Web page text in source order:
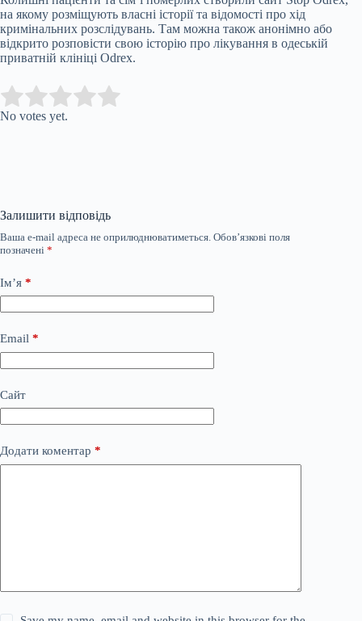
на якому розміщують власні історії та відомості про хід
кримінальних розслідувань. Там можна також анонімно або
відкрито розповісти свою історію про лікування в одеській
приватній клініці Odrex.
Rate this item:
No votes yet.
Залишити відповідь
Ваша e-mail адреса не оприлюднюватиметься. Обов’язкові поля
позначені *
Ім’я *
Email *
Сайт
Додати коментар *